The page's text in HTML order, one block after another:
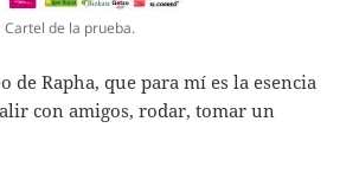
Cartel de la prueba.
de Rapha, que para mí es la esencia
con amigos, rodar, tomar un